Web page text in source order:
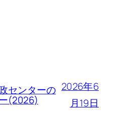
センターの
(2026)
2026年6
月19日